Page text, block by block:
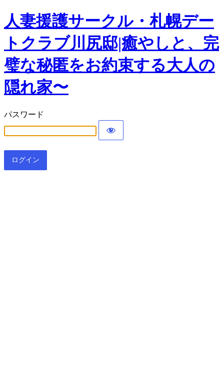
人妻援護サークル・札幌デー
トクラブ川尻邸|癒やしと、完
璧な秘匿をお約束する大人の
隠れ家〜
パスワード